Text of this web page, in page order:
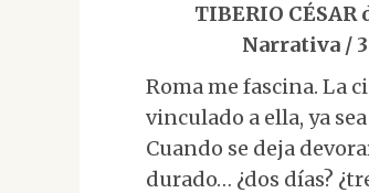
TIBERIO
Narrativa /
Roma me fascina. La
vinculado a ella, ya
Cuando se deja
durado… ¿dos días?